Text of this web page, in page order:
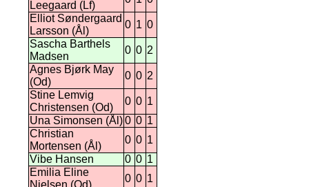
Leegaard (Lf)
Elliot Søndergaard
Larsson (Ål)
0 1 0
Sascha Barthels
Madsen
0 0 2
Agnes Bjørk May
(Od)
0 0 2
Stine Lemvig
Christensen (Od)
0 0 1
Una Simonsen (Ål)0 0 1
Christian
Mortensen (Ål)
0 0 1
Vibe Hansen
0 0 1
Emilia Eline
Nielsen (Od)
0 0 1